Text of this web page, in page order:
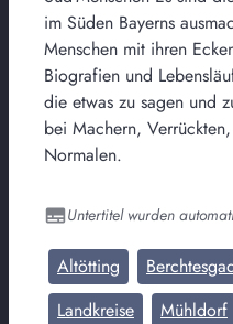
im Süden Bayerns
Menschen mit ihren
Biografien und
die etwas zu sagen und
bei Machern,
Normalen.
Untertitel wurden
Altötting
Landkreise
Mühldorf